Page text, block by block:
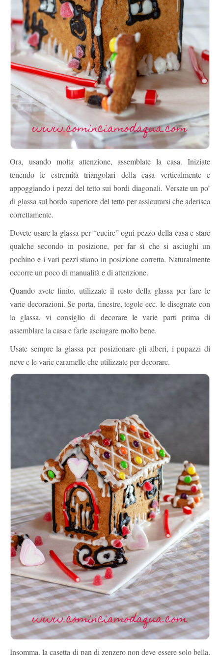
Ora, usando molta attenzione, assemblate la casa. Iniziate
tenendo le estremità triangolari della casa verticalmente e
appoggiando i pezzi del tetto sui bordi diagonali. Versate un po’
di glassa sul bordo superiore del tetto per assicurarsi che aderisca
correttamente.
Dovete usare la glassa per “cucire” ogni pezzo della casa e stare
qualche secondo in posizione, per far sì che si asciughi un
pochino e i vari pezzi stiano in posizione corretta. Naturalmente
occorre un poco di manualità e di attenzione.
Quando avete finito, utilizzate il resto della glassa per fare le
varie decorazioni. Se porta, finestre, tegole ecc. le disegnate con
la glassa, vi consiglio di decorare le varie parti prima di
assemblare la casa e farle asciugare molto bene.
Usate sempre la glassa per posizionare gli alberi, i pupazzi di
neve e le varie caramelle che utilizzate per decorare.
Insomma, la casetta di pan di zenzero non deve essere solo bella,